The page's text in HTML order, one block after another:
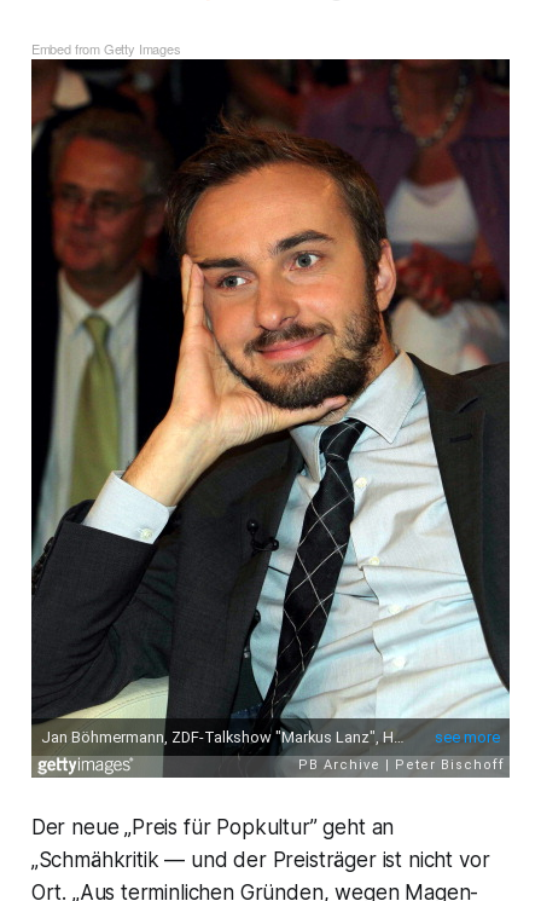
Embed from Getty Images
Der neue „Preis für Popkultur” geht an
„Schmähkritik — und der Preisträger ist nicht vor
Ort. „Aus terminlichen Gründen, wegen Magen-